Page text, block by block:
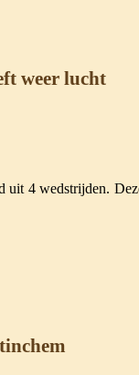
weer lucht
uit 4 wedstrijden.